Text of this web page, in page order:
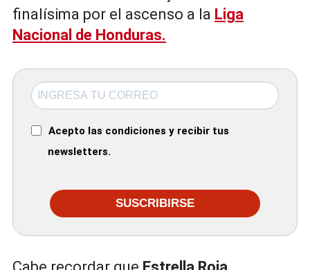
finalísima por el ascenso a la Liga
Nacional de Honduras.
Acepto las condiciones y recibir tus
newsletters.
SUSCRIBIRSE